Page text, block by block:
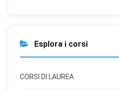
Esplora i corsi
CORSI DI LAUREA